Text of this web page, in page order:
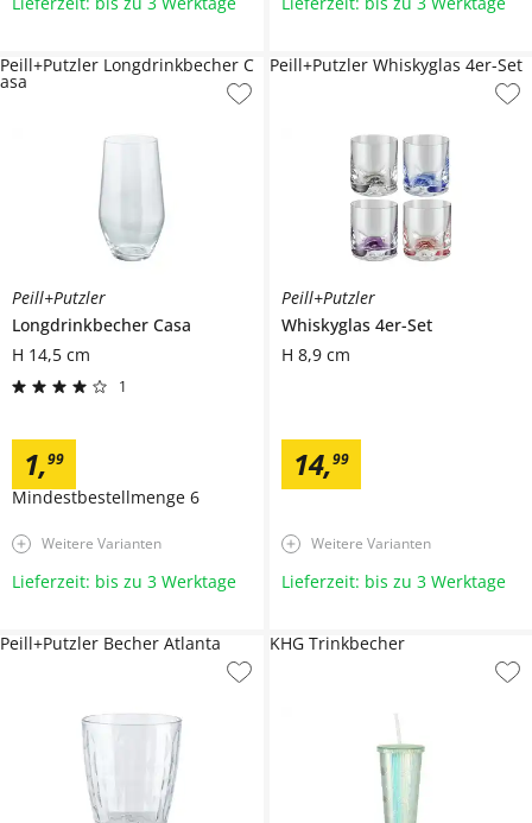
Peill+Putzler
Longdrinkbecher Casa
H 14,5 cm
1
1,99
Mindestbestellmenge 6
Peill+Putzler Longdrinkbecher C
asa
Weitere Varianten
Lieferzeit: bis zu 3 Werktage
Peill+Putzler
Whiskyglas 4er-Set
H 8,9 cm
14,99
Peill+Putzler Whiskyglas 4er-Set
Weitere Varianten
Lieferzeit: bis zu 3 Werktage
Peill+Putzler Becher Atlanta KHG Trinkbecher